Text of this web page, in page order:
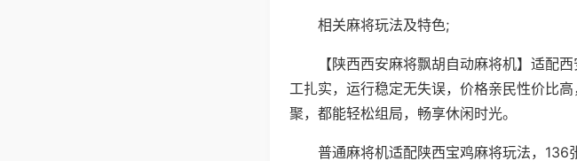
相关麻将玩法及特色;
【陕西西安麻将飘胡自动麻将机】适配
工扎实，运行稳定无失误，价格亲民性价比
聚，都能轻松组局，畅享休闲时光。
普通麻将机适配陕西宝鸡麻将玩法，